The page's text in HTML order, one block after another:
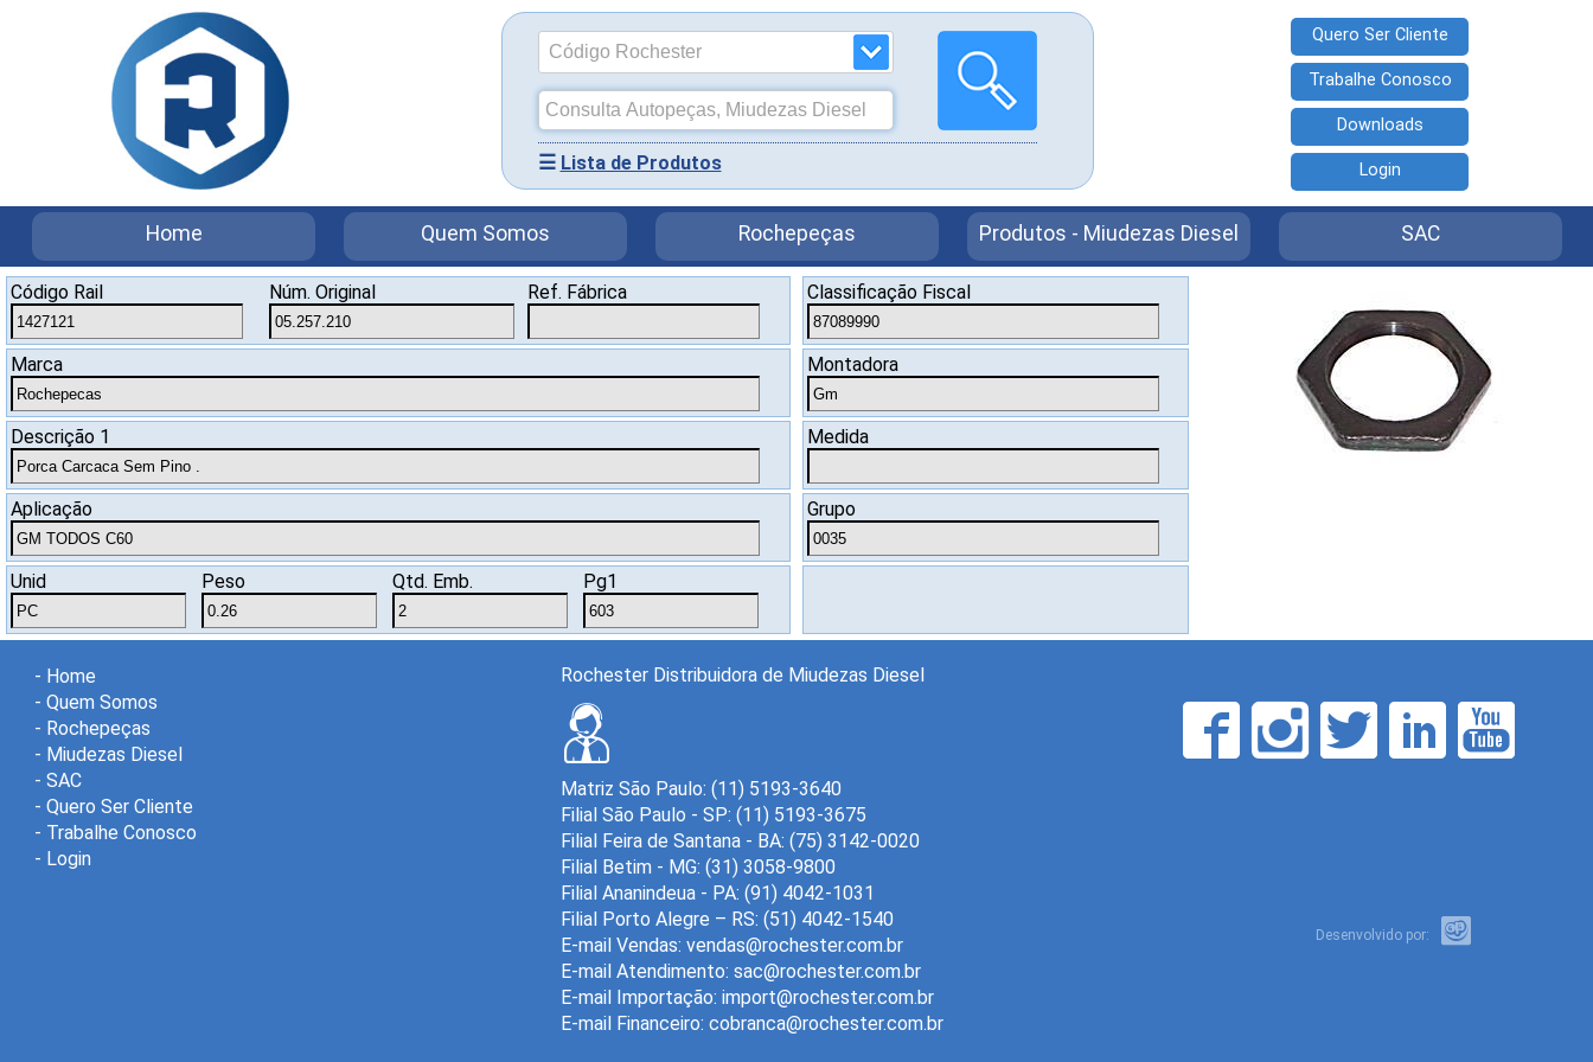
☰ Lista de Produtos
Quero Ser Cliente
Trabalhe Conosco
Downloads
Login
Home Quem Somos Rochepeças Produtos - Miudezas Diesel SAC
Código Rail Núm. Original Ref. Fábrica
Marca
Descrição 1
Aplicação
Unid Peso Qtd. Emb. Pg1
Classificação Fiscal
Montadora
Medida
Grupo
- Home
- Quem Somos
- Rochepeças
- Miudezas Diesel
- SAC
- Quero Ser Cliente
- Trabalhe Conosco
- Login
Rochester Distribuidora de Miudezas Diesel
Matriz São Paulo: (11) 5193-3640
Filial São Paulo - SP: (11) 5193-3675
Filial Feira de Santana - BA: (75) 3142-0020
Filial Betim - MG: (31) 3058-9800
Filial Ananindeua - PA: (91) 4042-1031
Filial Porto Alegre – RS: (51) 4042-1540
E-mail Vendas:
E-mail Atendimento:
E-mail Importação:
E-mail Financeiro:
Desenvolvido por: